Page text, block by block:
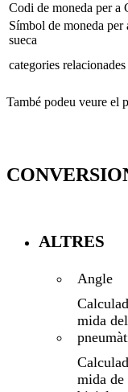
Codi de moneda per a
Símbol de moneda per
sueca
categories relacionades
També podeu veure el
ALTRES
Angle
mida
mida de